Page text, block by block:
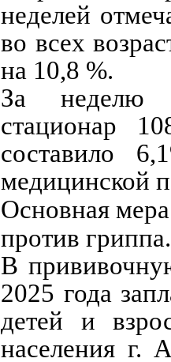
неделей
во всех
на 10,8 %.
За неделю
стационар
составило
медицинской
Основная
против гриппа.
В
2025 года
детей и
населения г.